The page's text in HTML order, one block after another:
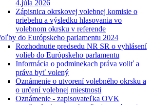
4.júla 2026
Zápisnica okrskovej volebnej komisie o
priebehu a výsledku hlasovania vo
volebnom okrsku v referende
do Európskeho parlamentu 2024
Rozhodnutie predsedu NR SR o vyhlásení
volieb do Európskeho parlamentu
Informácia o podminekach práva voliť a
práva byť volený
Oznámenie o utvorení volebného okrsku a
o určení volebnej miestnosti
Oznámenie - zapisovateľka OVK